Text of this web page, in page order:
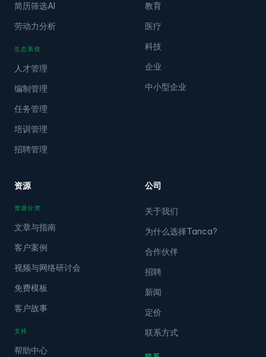
简历筛选AI
劳动力分析
生态系统
人才管理
编制管理
任务管理
培训管理
招聘管理
教育
医疗
科技
企业
中小型企业
资源
资源分类
文章与指南
客户案例
视频与网络研讨会
免费模板
客户故事
支持
帮助中心
公司
关于我们
为什么选择Tanca?
合作伙伴
招聘
新闻
定价
联系方式